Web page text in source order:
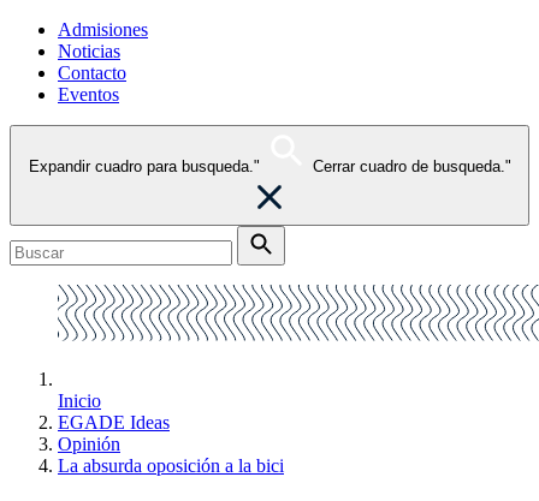
Admisiones
Noticias
Contacto
Eventos
Expandir cuadro para busqueda." Cerrar cuadro de busqueda."
Inicio
EGADE Ideas
Opinión
La absurda oposición a la bici